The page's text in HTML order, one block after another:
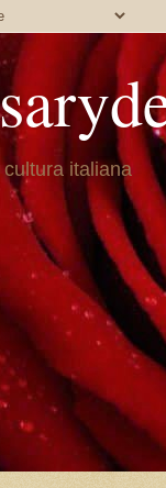
italiana